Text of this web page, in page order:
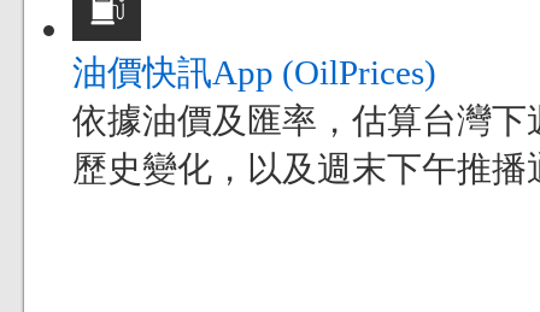
油價快訊App (OilPrices)
依據油價及匯率，估算台灣
歷史變化，以及週末下午推